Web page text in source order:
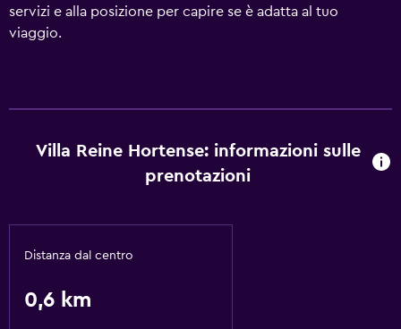
servizi e alla posizione per capire se è adatta al tuo
viaggio.
Villa Reine Hortense: informazioni sulle
prenotazioni
Distanza dal centro
0,6 km